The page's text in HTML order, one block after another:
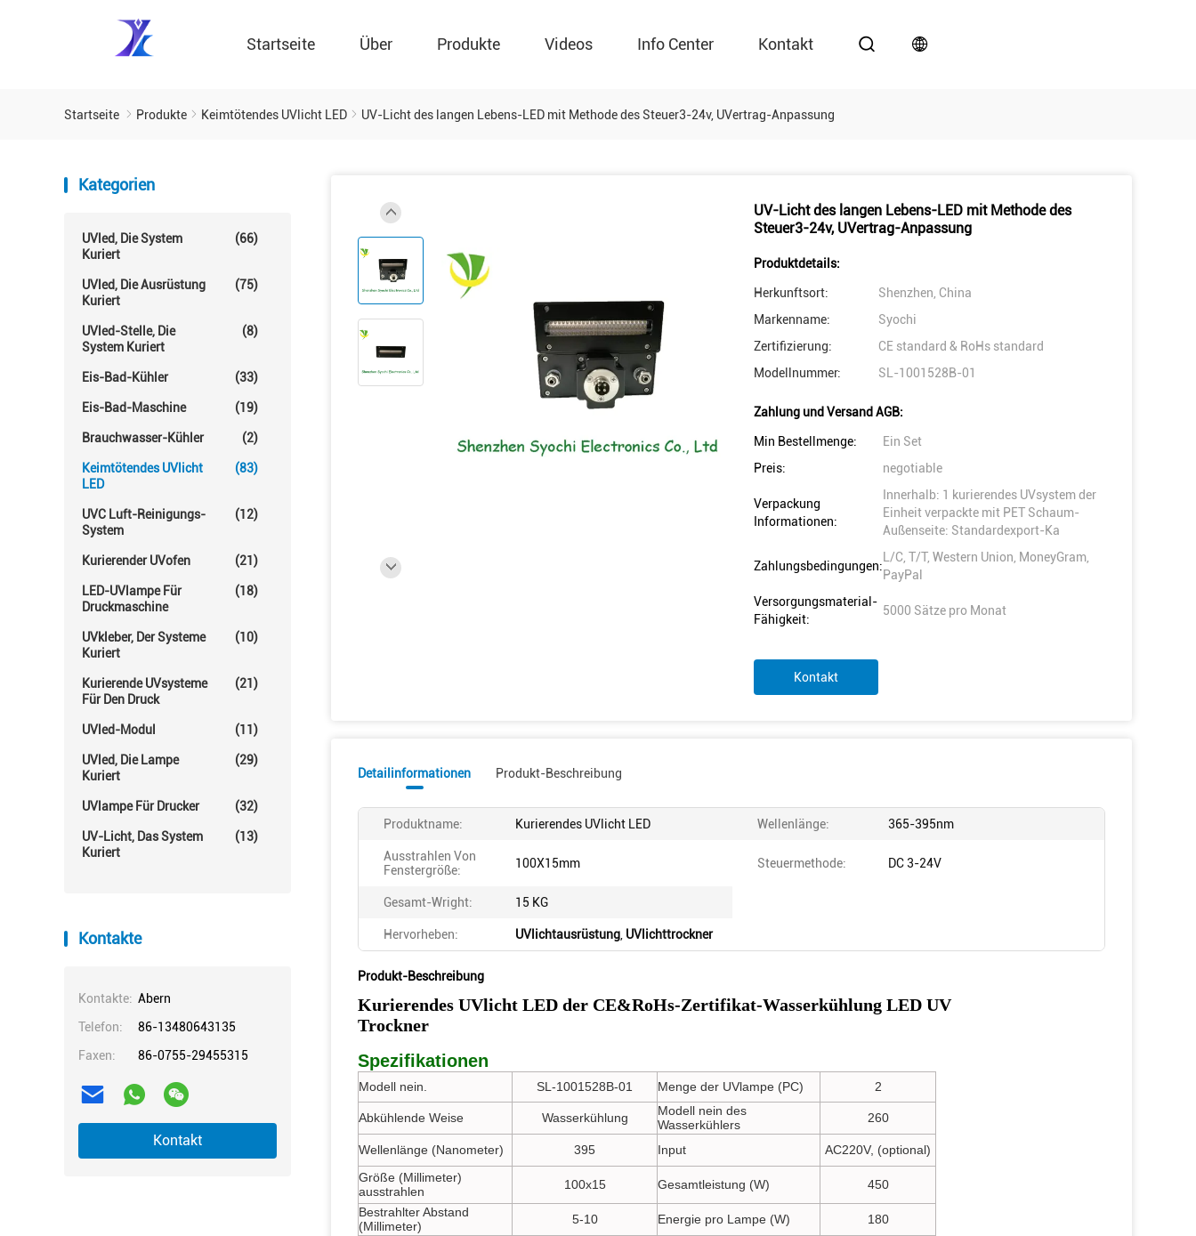
Startseite Über Produkte Videos Info Center Kontakt
Startseite Produkte Keimtötendes UVlicht LED UV-Licht des langen Lebens-LED mit Methode des Steuer3-24v, UVertrag-Anpassung
Kategorien
UVled, Die System
Kuriert
(66)
UVled, Die Ausrüstung
Kuriert
(75)
UVled-Stelle, Die
System Kuriert
(8)
Eis-Bad-Kühler (33)
Eis-Bad-Maschine (19)
Brauchwasser-Kühler (2)
Keimtötendes UVlicht
LED
(83)
UVC Luft-Reinigungs-
System
(12)
Kurierender UVofen (21)
LED-UVlampe Für
Druckmaschine
(18)
UVkleber, Der Systeme
Kuriert
(10)
Kurierende UVsysteme
Für Den Druck
(21)
UVled-Modul (11)
UVled, Die Lampe
Kuriert
(29)
UVlampe Für Drucker (32)
UV-Licht, Das System
Kuriert
(13)
Kontakte
Kontakte: Abern
Telefon:
86-13480643135
Faxen:
86-0755-29455315
Kontakt
UV-Licht des langen Lebens-LED mit Methode des
Steuer3-24v, UVertrag-Anpassung
Produktdetails:
Herkunftsort:
Shenzhen, China
Markenname:
Syochi
Zertifizierung:
CE standard & RoHs standard
Modellnummer:
SL-1001528B-01
Zahlung und Versand AGB:
Min Bestellmenge:
Ein Set
Preis:
negotiable
Verpackung
Informationen:
Innerhalb: 1 kurierendes UVsystem der
Einheit verpackte mit PET Schaum-
Außenseite: Standardexport-Ka
Zahlungsbedingungen:
L/C, T/T, Western Union, MoneyGram,
PayPal
Versorgungsmaterial-
Fähigkeit:
5000 Sätze pro Monat
Kontakt
Detailinformationen Produkt-Beschreibung
Produktname: Kurierendes UVlicht LED Wellenlänge: 365-395nm
Ausstrahlen Von
Fenstergröße:
100X15mm Steuermethode: DC 3-24V
Gesamt-Wright: 15 KG
Hervorheben: UVlichtausrüstung UVlichttrockner
Produkt-Beschreibung
Kurierendes UVlicht LED der CE&RoHs-Zertifikat-Wasserkühlung LED UV
Trockner
Spezifikationen
Modell nein. SL-1001528B-01 Menge der UVlampe (PC) 2
Abkühlende Weise Wasserkühlung
Modell nein des
Wasserkühlers
260
Wellenlänge (Nanometer) 395 Input
AC220V, (optional)
Größe (Millimeter)
ausstrahlen
100x15 Gesamtleistung (W)
450
Bestrahlter Abstand
(Millimeter)
5-10 Energie pro Lampe (W)
180